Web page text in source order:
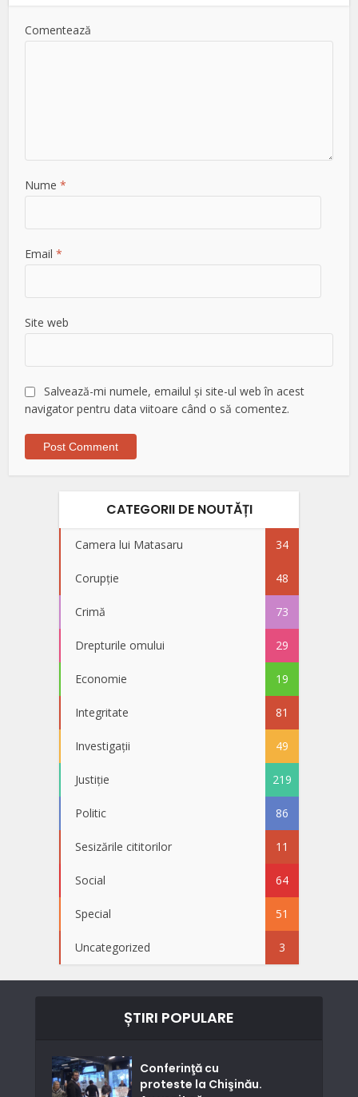
Comentează
Nume*
Email*
Site web
Salvează-mi numele, emailul și site-ul web în acest
navigator pentru data viitoare când o să comentez.
CATEGORII DE NOUTĂȚI
Camera lui Matasaru 34
Corupție 48
Crimă 73
Drepturile omului 29
Economie 19
Integritate 81
Investigații 49
Justiție 219
Politic 86
Sesizările cititorilor 11
Social 64
Special 51
Uncategorized 3
ȘTIRI POPULARE
Conferinţă cu
proteste la Chişinău.